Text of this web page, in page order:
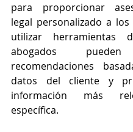
para proporcionar
legal personalizado a los
utilizar herramientas
abogados
recomendaciones
datos del cliente y
información más
específica.